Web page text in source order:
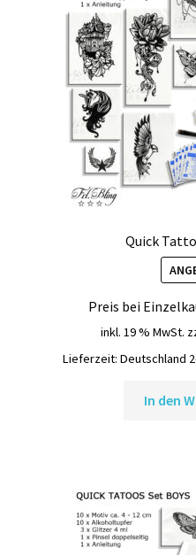
Quick
Preis bei
inkl. 19 % MwSt.
Lieferzeit: Deutschland
In den